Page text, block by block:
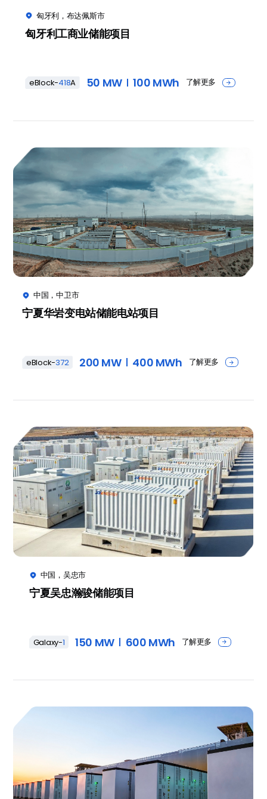
 匈牙利，布达佩斯市
匈牙利工商业储能项目
eBlock-418A 50 MW 100 MWh 了解更多 
 中国，中卫市
宁夏华岩变电站储能电站项目
eBlock-372 200 MW 400 MWh 了解更多 
 中国，吴忠市
宁夏吴忠瀚骏储能项目
Galaxy-1 150 MW 600 MWh 了解更多 